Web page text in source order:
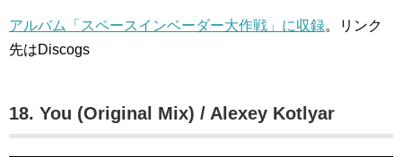
アルバム「スペースインベーダー大作戦」に収録。リンク
先はDiscogs
18. You (Original Mix) / Alexey Kotlyar